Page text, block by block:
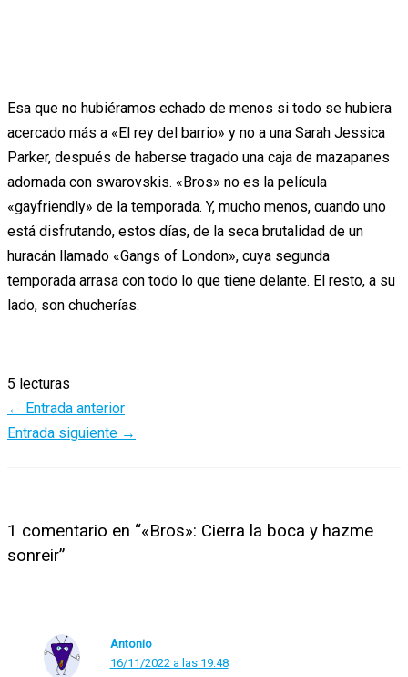
Esa que no hubiéramos echado de menos si todo se hubiera
acercado más a «El rey del barrio» y no a una Sarah Jessica
Parker, después de haberse tragado una caja de mazapanes
adornada con swarovskis. «Bros» no es la película
«gayfriendly» de la temporada. Y, mucho menos, cuando uno
está disfrutando, estos días, de la seca brutalidad de un
huracán llamado «Gangs of London», cuya segunda
temporada arrasa con todo lo que tiene delante. El resto, a su
lado, son chucherías.
5 lecturas
← Entrada anterior
Entrada siguiente →
1 comentario en “«Bros»: Cierra la boca y hazme
sonreir”
Antonio
16/11/2022 a las 19:48